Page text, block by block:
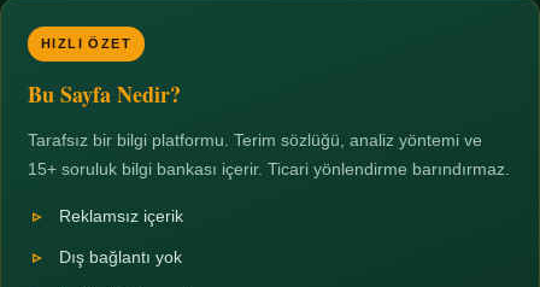
HIZLI ÖZET
Bu Sayfa Nedir?
Tarafsız bir bilgi platformu. Terim sözlüğü, analiz yöntemi ve
15+ soruluk bilgi bankası içerir. Ticari yönlendirme barındırmaz.
Reklamsız içerik
Dış bağlantı yok